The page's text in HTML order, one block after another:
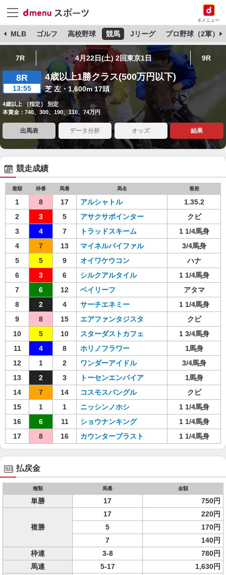
dメニュー
MLB ゴルフ 高校野球 競馬 Jリーグ プロ野球（2軍）
7R 4月22日(土) 2回東京1日 9R
8R
13:55
4歳以上1勝クラス(500万円以下)
芝 左・1,600m 17頭
4歳以上 ［指定］ 別定
本賞金：740、300、190、110、74万円
出馬表 データ分析 オッズ 結果
競走成績
着順 枠番 馬番 馬名 着差
1 8 17 アルシャトル
1.35.2
2
3 5 アサクサポインター
クビ
3
4 7 トラッドスキーム
1 1/4馬身
4
7 13 マイネルバイファル
3/4馬身
5
5 9 オイワケウコン
ハナ
6
3 6 シルクアルタイル
1 1/4馬身
7
6 12 ベイリーフ
アタマ
8
2 4 サーチエネミー
1 1/4馬身
9
8 15 エアファンタジスタ
クビ
10
5 10 スターダストカフェ
1 3/4馬身
11
4 8 ホリノフラワー
1馬身
12
1 2 ワンダーアイドル
3/4馬身
13
2 3 トーセンエンパイア
1馬身
14
7 14 コスモスパングル
クビ
15
1 1 ニッシンノホシ
1 1/4馬身
16
6 11 ショウナンキング
1 1/4馬身
17
8 16 カウンターブラスト 1 1/4馬身
払戻金
種類 馬番 金額
単勝 17 750円
複勝
17
220円
5
170円
7
140円
枠連
3-8
780円
馬連
5-17 1,630円